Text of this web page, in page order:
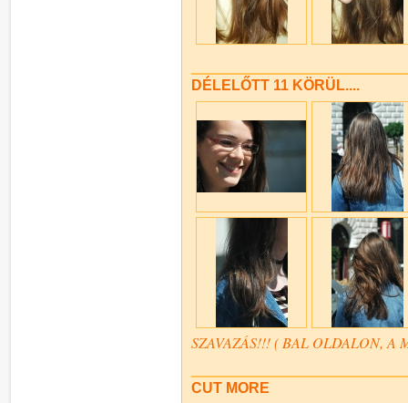
DÉLELŐTT 11 KÖRÜL....
SZAVAZÁS!!! ( BAL OLDALON, A
CUT MORE